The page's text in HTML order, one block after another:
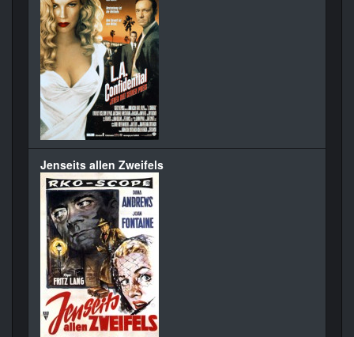
Jenseits allen Zweifels